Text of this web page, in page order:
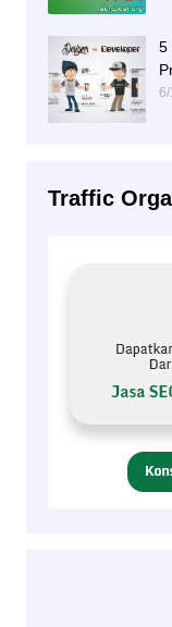
5
Traffic